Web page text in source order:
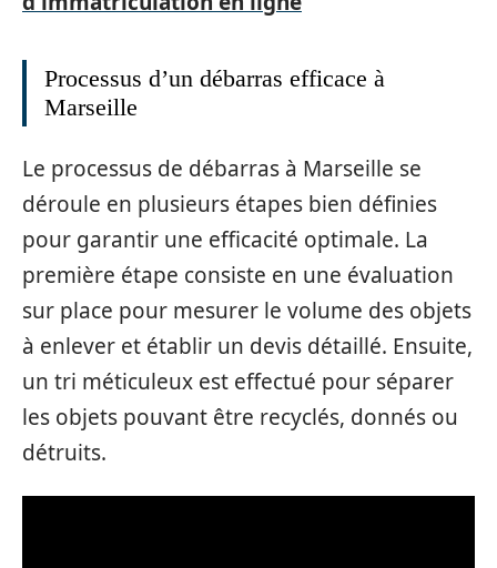
Processus d’un débarras efficace à
Marseille
Le processus de débarras à Marseille se
déroule en plusieurs étapes bien définies
pour garantir une efficacité optimale. La
première étape consiste en une évaluation
sur place pour mesurer le volume des objets
à enlever et établir un devis détaillé. Ensuite,
un tri méticuleux est effectué pour séparer
les objets pouvant être recyclés, donnés ou
détruits.